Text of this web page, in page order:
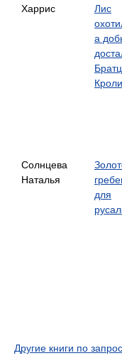
Харрис
Лис
а
Солнцева
Наталья
для
Другие книги по